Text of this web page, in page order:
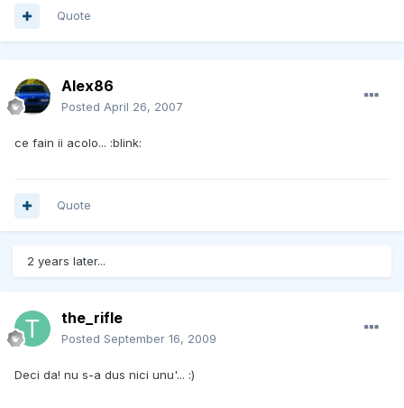
Quote
Alex86
Posted April 26, 2007
ce fain ii acolo... :blink:
Quote
2 years later...
the_rifle
Posted September 16, 2009
Deci da! nu s-a dus nici unu'... :)